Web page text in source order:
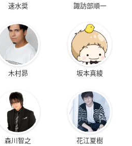
速水奨 諏訪部順一
木村昴 坂本真綾
森川智之 花江夏樹